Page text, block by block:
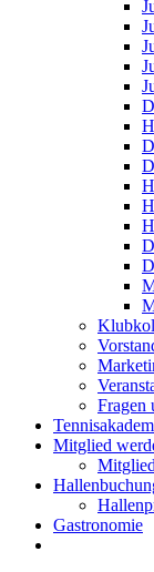
Fragen
Mitglied
Gastronomie